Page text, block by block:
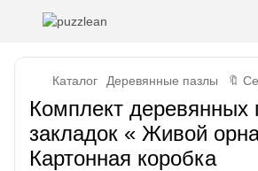
Каталог Деревянные пазлы 🔖
Комплект деревянных
закладок « Живой
Картонная коробка